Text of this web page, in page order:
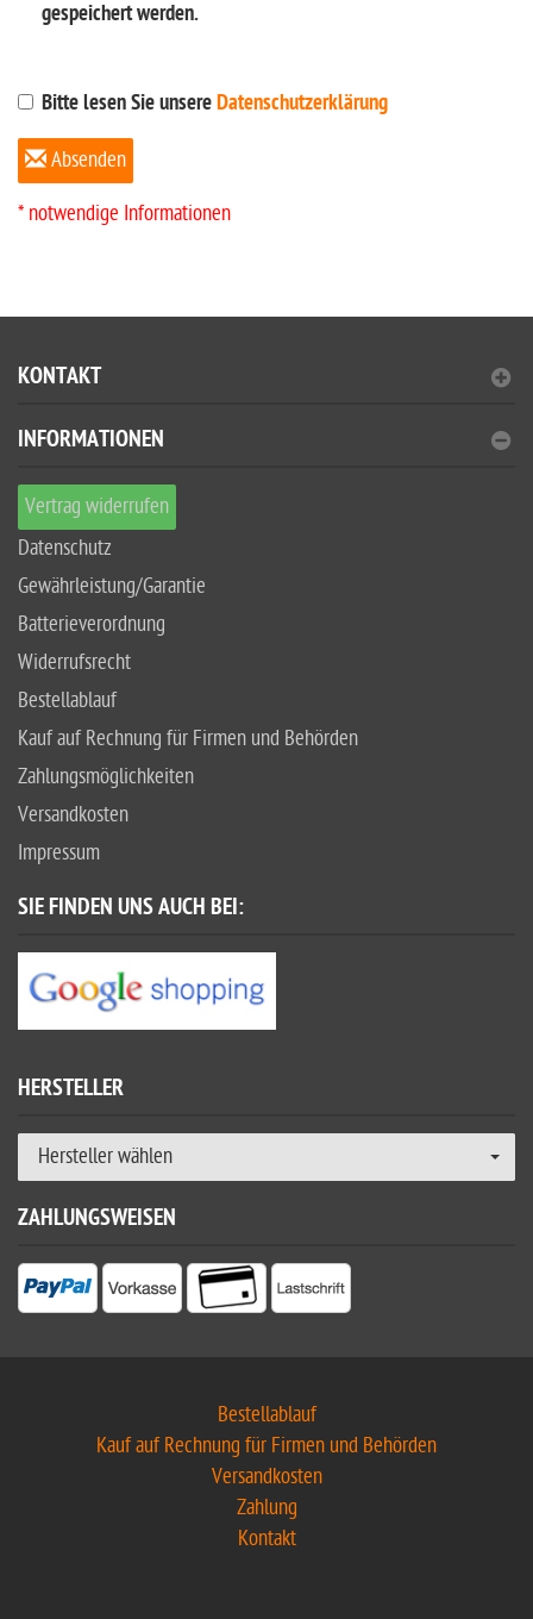
gespeichert werden.
Bitte lesen Sie unsereDatenschutzerklärung
Absenden
* notwendige Informationen
KONTAKT
INFORMATIONEN
Vertrag widerrufen
Datenschutz
Gewährleistung/Garantie
Batterieverordnung
Widerrufsrecht
Bestellablauf
Kauf auf Rechnung für Firmen und Behörden
Zahlungsmöglichkeiten
Versandkosten
Impressum
SIE FINDEN UNS AUCH BEI:
HERSTELLER
Hersteller wählen
ZAHLUNGSWEISEN
Bestellablauf
Kauf auf Rechnung für Firmen und Behörden
Versandkosten
Zahlung
Kontakt